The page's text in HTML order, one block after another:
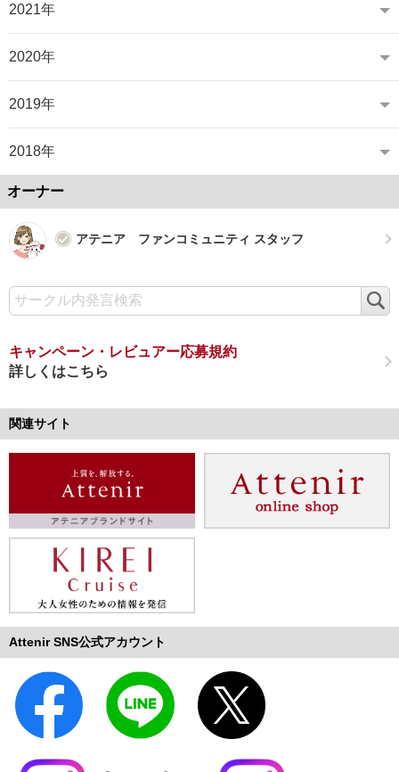
2021年
2020年
2019年
2018年
オーナー
アテニア ファンコミュニティ スタッフ
索
キャンペーン・レビュアー応募規約
詳しくはこちら
関連サイト
Attenir SNS公式アカウント